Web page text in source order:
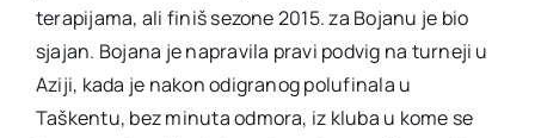
terapijama, ali finiš sezone 2015. za Bojanu je bio
sjajan. Bojana je napravila pravi podvig na turneji u
Aziji, kada je nakon odigranog polufinala u
Taškentu, bez minuta odmora, iz kluba u kome se